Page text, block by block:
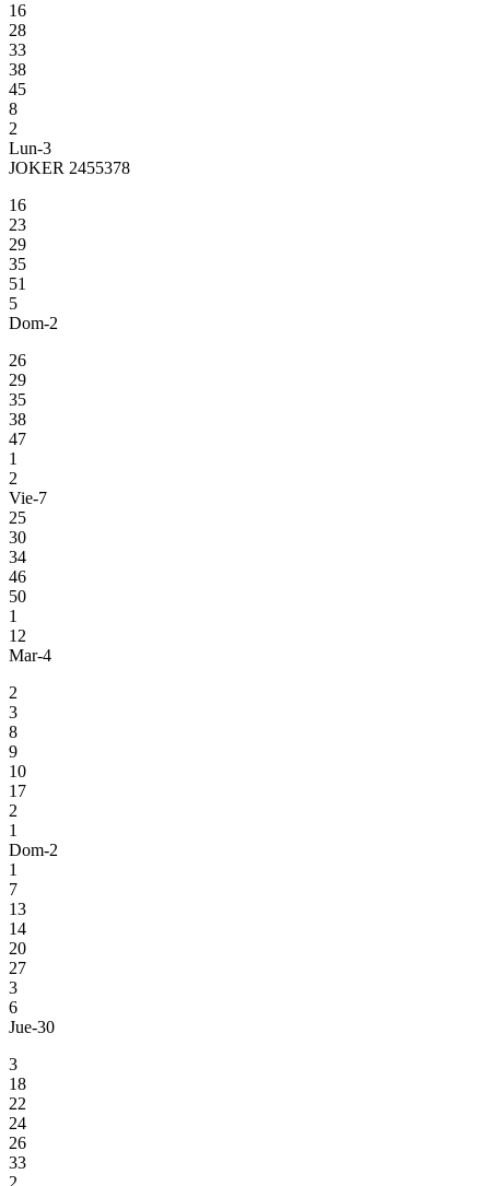
16
28
33
38
45
8
2
Lun-3
JOKER 2455378
16
23
29
35
51
5
Dom-2
26
29
35
38
47
1
2
Vie-7
25
30
34
46
50
1
12
Mar-4
2
3
8
9
10
17
2
1
Dom-2
1
7
13
14
20
27
3
6
Jue-30
3
18
22
24
26
33
2